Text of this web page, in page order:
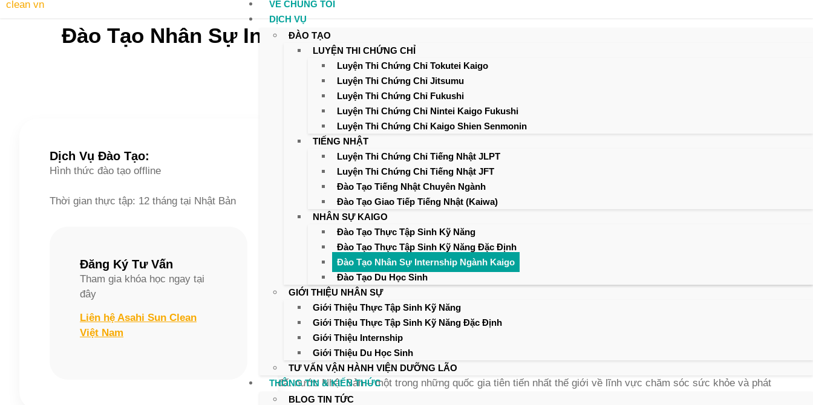
VỀ CHÚNG TÔI
DỊCH VỤ
ĐÀO TẠO
LUYỆN THI CHỨNG CHỈ
Luyện Thi Chứng Chỉ Tokutei Kaigo
Luyện Thi Chứng Chỉ Jitsumu
Luyện Thi Chứng Chỉ Fukushi
Luyện Thi Chứng Chỉ Nintei Kaigo Fukushi
Luyện Thi Chứng Chỉ Kaigo Shien Senmonin
TIẾNG NHẬT
Luyện Thi Chứng Chỉ Tiếng Nhật JLPT
Luyện Thi Chứng Chỉ Tiếng Nhật JFT
Đào Tạo Tiếng Nhật Chuyên Ngành
Đào Tạo Giao Tiếp Tiếng Nhật (Kaiwa)
NHÂN SỰ KAIGO
Đào Tạo Thực Tập Sinh Kỹ Năng
Đào Tạo Thực Tập Sinh Kỹ Năng Đặc Định
Đào Tạo Nhân Sự Internship Ngành Kaigo
Đào Tạo Du Học Sinh
GIỚI THIỆU NHÂN SỰ
Giới Thiệu Thực Tập Sinh Kỹ Năng
Giới Thiệu Thực Tập Sinh Kỹ Năng Đặc Định
Giới Thiệu Internship
Giới Thiệu Du Học Sinh
TƯ VẤN VẬN HÀNH VIỆN DƯỠNG LÃO
THÔNG TIN & KIẾN THỨC
BLOG TIN TỨC
Đào Tạo Nhân Sự Internship Ngành Kaigo
Dịch Vụ Đào Tạo:
Hình thức đào tạo offline
Thời gian thực tập: 12 tháng tại Nhật Bản
Đăng Ký Tư Vấn
Tham gia khóa học ngay tại
đây
Liên hệ Asahi Sun Clean
Việt Nam
Chương trình Internship ngành Kaigo
hội vô cùng hấp dẫn cho những sinh viên có niềm đam mê và mong muốn góp phần vào việc cải thiện chất lượng
cuộc sống của người cao tuổi. Đặc biệt, điều này còn được kết hợp với việc trải nghiệm văn hóa và cuộc sống tại
đất nước Nhật Bản – một trong những quốc gia tiên tiến nhất thế giới về lĩnh vực chăm sóc sức khỏe và phát
triển con người.